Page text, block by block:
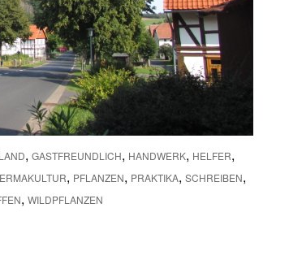
, GASTFREUNDLICH, HANDWERK, HELFER,
, PFLANZEN, PRAKTIKA, SCHREIBEN,
, WILDPFLANZEN